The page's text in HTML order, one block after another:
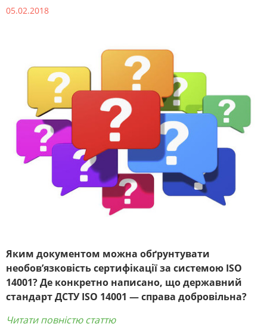
05.02.2018
Яким документом можна обґрунтувати
необов’язковість сертифікації за системою ISO
14001? Де конкретно написано, що державний
стандарт ДСТУ ISO 14001 — справа добровільна?
Читати повністю статтю